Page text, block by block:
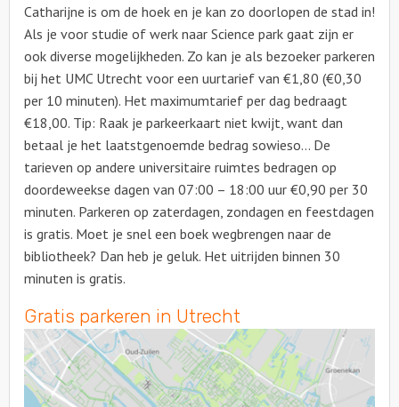
Catharijne is om de hoek en je kan zo doorlopen de stad in!
Als je voor studie of werk naar Science park gaat zijn er
ook diverse mogelijkheden. Zo kan je als bezoeker parkeren
bij het UMC Utrecht voor een uurtarief van €1,80 (€0,30
per 10 minuten). Het maximumtarief per dag bedraagt
€18,00. Tip: Raak je parkeerkaart niet kwijt, want dan
betaal je het laatstgenoemde bedrag sowieso… De
tarieven op andere universitaire ruimtes bedragen op
doordeweekse dagen van 07:00 – 18:00 uur €0,90 per 30
minuten. Parkeren op zaterdagen, zondagen en feestdagen
is gratis. Moet je snel een boek wegbrengen naar de
bibliotheek? Dan heb je geluk. Het uitrijden binnen 30
minuten is gratis.
Gratis parkeren in Utrecht